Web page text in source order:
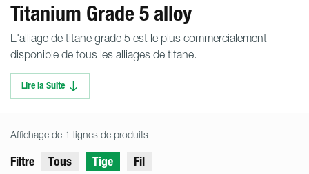
Titanium Grade 5 alloy
L'alliage de titane grade 5 est le plus commercialement
disponible de tous les alliages de titane.
Lire la Suite
Affichage de 1 lignes de produits
Filtre Tous Tige
Fil